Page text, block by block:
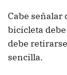
Cabe señalar
bicicleta
debe
sencilla.